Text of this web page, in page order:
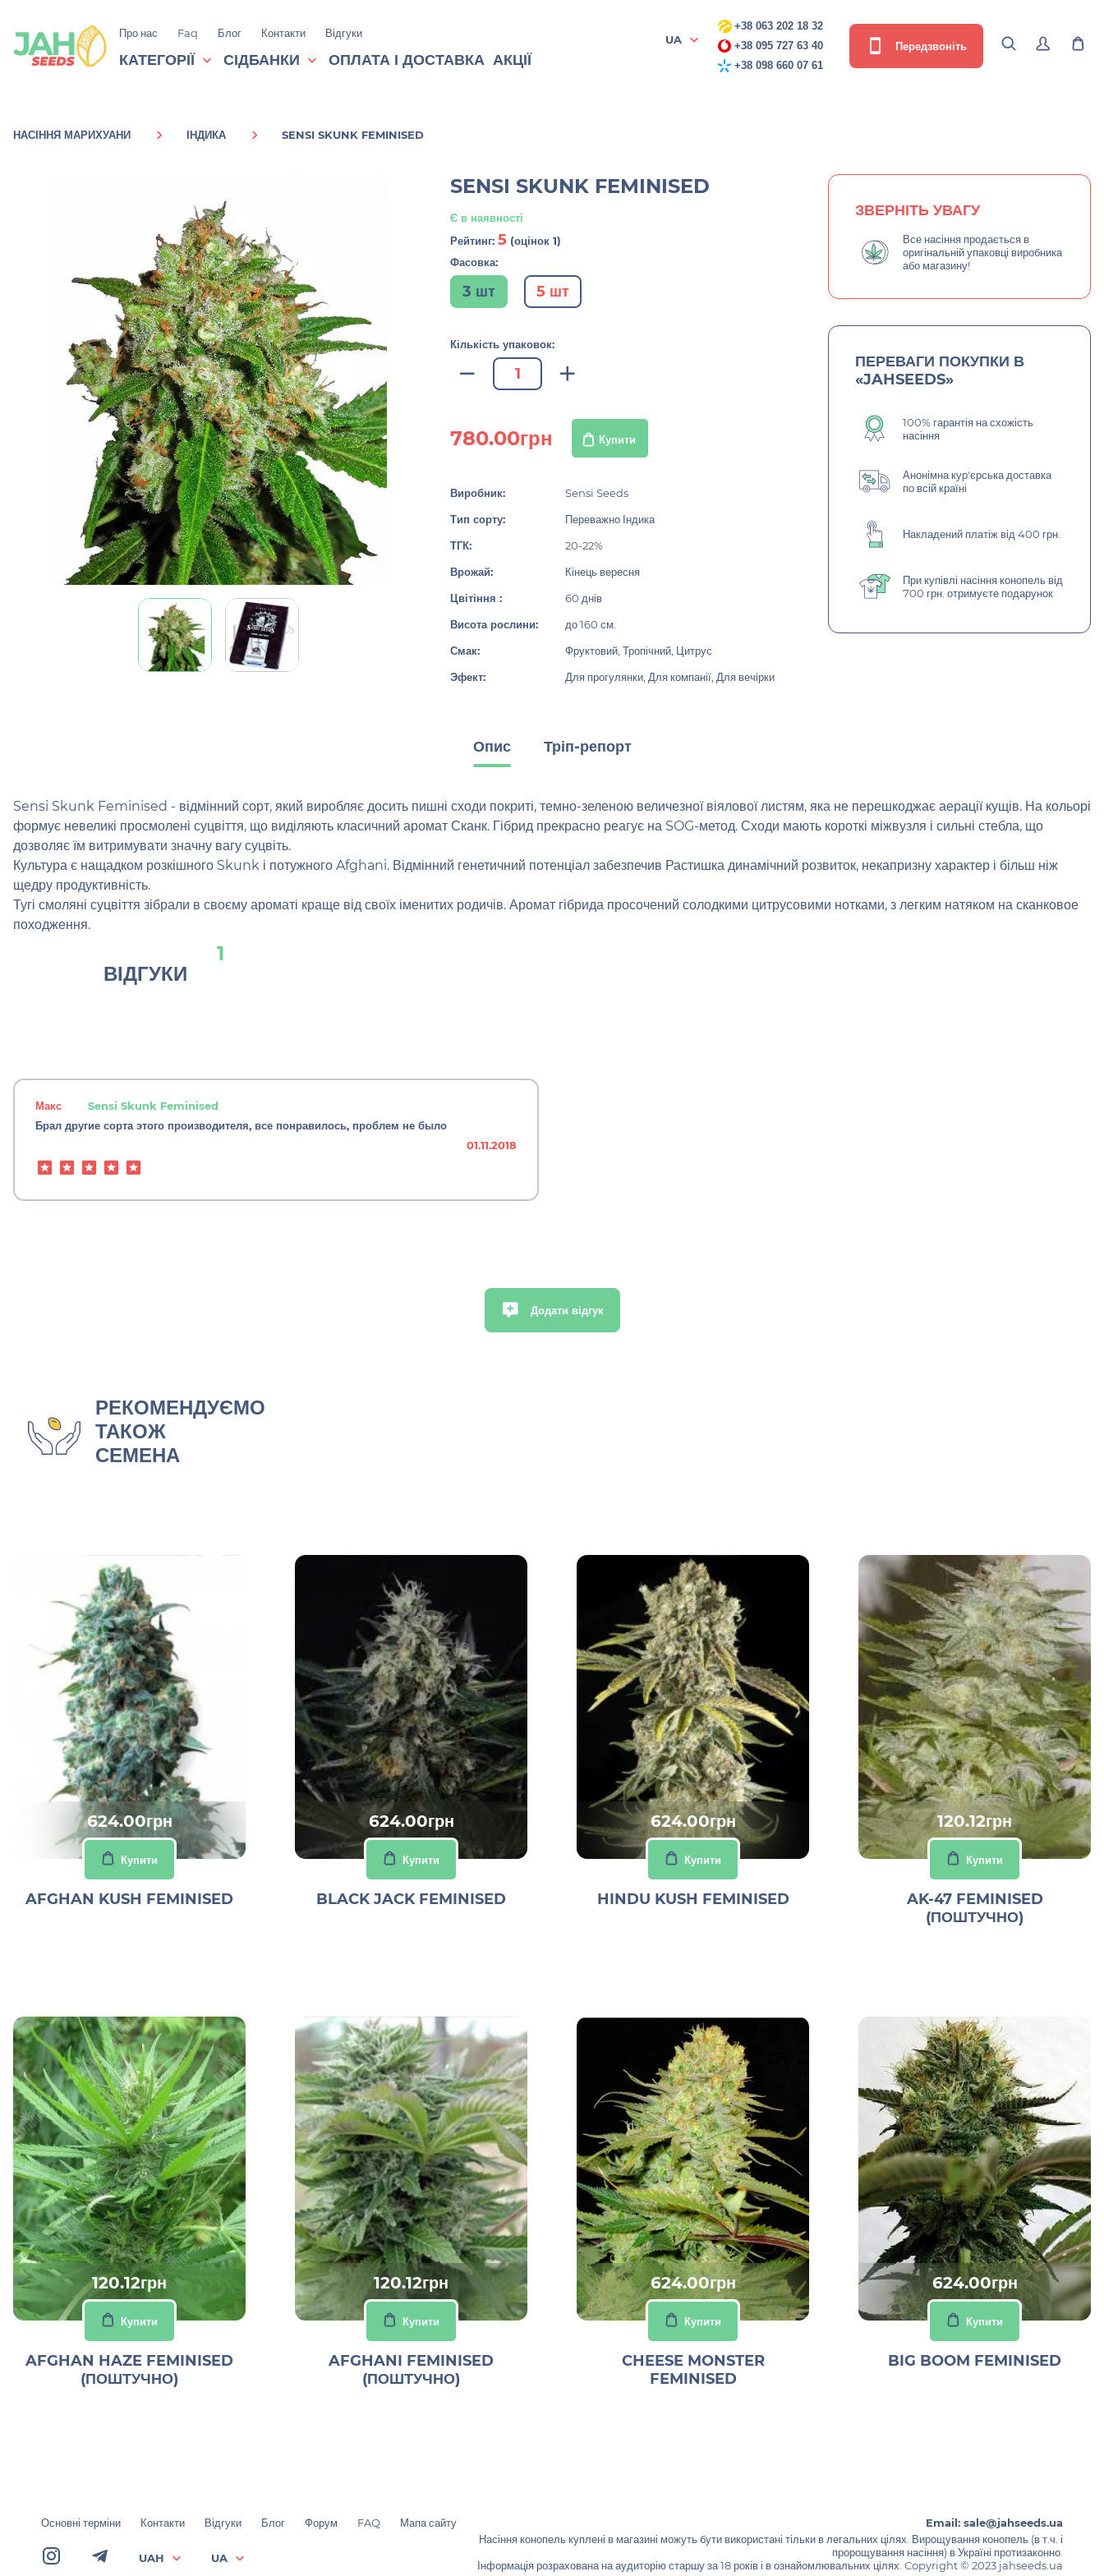
Про нас Faq Блог Контакти Відгуки
КАТЕГОРІЇ СІДБАНКИ ОПЛАТА І ДОСТАВКА АКЦІЇ
UA
+38 063 202 18 32
+38 095 727 63 40
+38 098 660 07 61
Передзвоніть
НАСІННЯ МАРИХУАНИ ІНДИКА SENSI SKUNK FEMINISED
SENSI SKUNK FEMINISED
Є в наявності
Рейтинг: 5 (оцінок 1)
Фасовка:
3 шт 5 шт
Кількість упаковок:
780.00грн Купити
Виробник:
Sensi Seeds
Тип сорту:
Переважно Індика
ТГК:
20-22%
Врожай:
Кінець вересня
Цвітіння :
60 днів
Висота рослини:
до 160 см.
Смак:
Фруктовий, Тропічний, Цитрус
Эфект:
Для прогулянки, Для компанії, Для вечірки
ЗВЕРНІТЬ УВАГУ
Все насіння продається в
оригінальній упаковці виробника
або магазину!
ПЕРЕВАГИ ПОКУПКИ В
«JAHSEEDS»
100% гарантія на схожість
насіння
Анонімна кур'єрська доставка
по всій країні
Накладений платіж від 400 грн.
При купівлі насіння конопель від
700 грн. отримуєте подарунок
Опис Тріп-репорт
Sensi Skunk Feminised - відмінний сорт, який виробляє досить пишні сходи покриті, темно-зеленою величезної віялової листям, яка не перешкоджає аерації кущів. На кольорі
формує невеликі просмолені суцвіття, що виділяють класичний аромат Сканк. Гібрид прекрасно реагує на SOG-метод. Сходи мають короткі міжвузля і сильні стебла, що
дозволяє їм витримувати значну вагу суцвіть.
Культура є нащадком розкішного Skunk і потужного Afghani. Відмінний генетичний потенціал забезпечив Растишка динамічний розвиток, некапризну характер і більш ніж
щедру продуктивність.
Тугі смоляні суцвіття зібрали в своєму ароматі краще від своїх іменитих родичів. Аромат гібрида просочений солодкими цитрусовими нотками, з легким натяком на сканковое
походження.
ВІДГУКИ
1
Макс
Sensi Skunk Feminised
Брал другие сорта этого производителя, все понравилось, проблем не было
01.11.2018
Додати відгук
РЕКОМЕНДУЄМО
ТАКОЖ
СЕМЕНА
624.00грн
Купити
AFGHAN KUSH FEMINISED
624.00грн
Купити
BLACK JACK FEMINISED
624.00грн
Купити
HINDU KUSH FEMINISED
120.12грн
Купити
AK-47 FEMINISED
(ПОШТУЧНО)
120.12грн
Купити
AFGHAN HAZE FEMINISED
(ПОШТУЧНО)
120.12грн
Купити
AFGHANI FEMINISED
(ПОШТУЧНО)
624.00грн
Купити
CHEESE MONSTER
FEMINISED
624.00грн
Купити
BIG BOOM FEMINISED
Основні терміни Контакти Відгуки Блог Форум FAQ Мапа сайту
UAH UA
Email: sale@jahseeds.ua
Насіння конопель куплені в магазині можуть бути використані тільки в легальних цілях. Вирощування конопель (в т.ч. і
пророщування насіння) в Україні протизаконно.
Інформація розрахована на аудиторію старшу за 18 років і в ознайомлювальних цілях. Copyright © 2023 jahseeds.ua